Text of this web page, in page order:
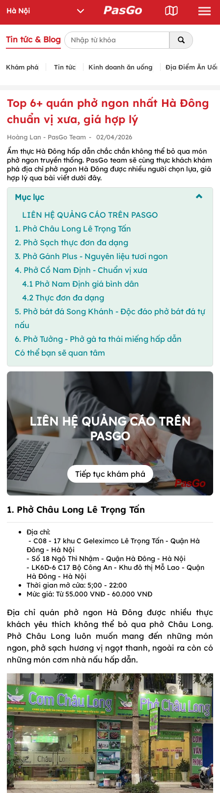
Tin tức & Blog
Khám phá Tin tức Kinh doanh ăn uống Địa Điểm Ăn
Top 6+ quán phở ngon nhất Hà Đông
chuẩn vị xưa, giá hợp lý
Hoàng Lan - PasGo Team - 02/04/2026
Ẩm thực Hà Đông hấp dẫn chắc chắn không thể bỏ qua món
phở ngon truyền thống. PasGo team sẽ cùng thực khách khám
phá địa chỉ phở ngon Hà Đông được nhiều người chọn lựa, giá
hợp lý qua bài viết dưới đây.
Mục lục
LIÊN HỆ QUẢNG CÁO TRÊN PASGO
1. Phở Châu Long Lê Trọng Tấn
2. Phở Sạch thực đơn đa dạng
3. Phở Gánh Plus - Nguyên liệu tươi ngon
4. Phở Cồ Nam Định - Chuẩn vị xưa
4.1 Phở Nam Định giá bình dân
4.2 Thực đơn đa dạng
5. Phở bát đá Song Khánh - Độc đáo phở bát đá tự
nấu
6. Phở Tưởng - Phở gà ta thái miếng hấp dẫn
Có thể bạn sẽ quan tâm
LIÊN HỆ QUẢNG CÁO TRÊN
PASGO
Tiếp tục khám phá
1. Phở Châu Long Lê Trọng Tấn
Địa chỉ:
- C08 - 17 khu C Geleximco Lê Trọng Tấn - Quận Hà
Đông - Hà Nội
- Số 18 Ngô Thì Nhậm - Quận Hà Đông - Hà Nội
- LK6D-6 C17 Bộ Công An - Khu đô thị Mỗ Lao - Quận
Hà Đông - Hà Nội
Thời gian mở cửa: 5;00 - 22:00
Mức giá: Từ 55.000 VNĐ - 60.000 VNĐ
Địa chỉ quán phở ngon Hà Đông được nhiều thực
khách yêu thích không thể bỏ qua phở Châu Long.
Phở Châu Long luôn muốn mang đến những món
ngon, phở sạch hương vị ngọt thanh, ngoài ra còn có
những món cơm nhà nấu hấp dẫn.